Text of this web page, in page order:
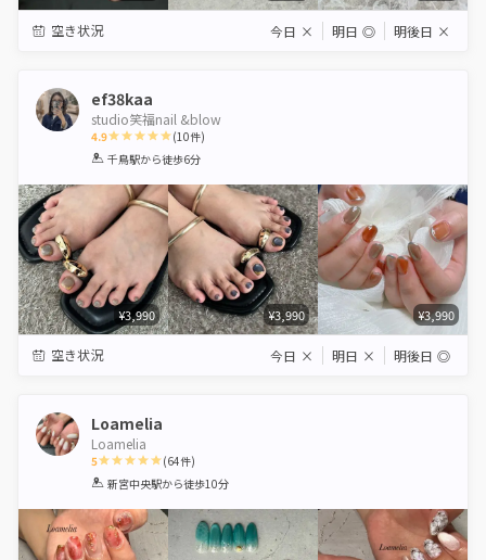
空き状況 今日 × 明日 ◎ 明後日 ×
ef38kaa
studio笑福nail &blow
4.9
1 2 3 4 5
(10件)
千鳥駅から徒歩6分
¥3,990 ¥3,990 ¥3,990
空き状況 今日 × 明日 × 明後日 ◎
Loamelia
Loamelia
5
1 2 3 4 5
(64件)
新宮中央駅から徒歩10分